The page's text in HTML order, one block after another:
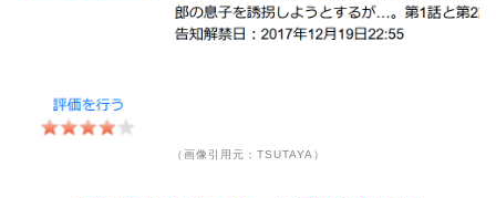
（画像引用元：TSUTAYA）